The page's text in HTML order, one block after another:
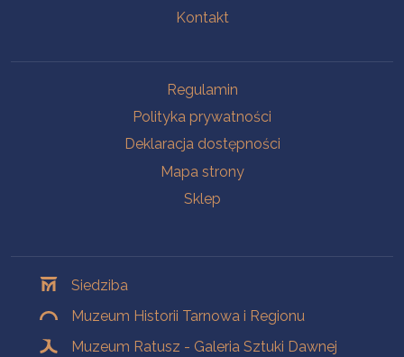
Kontakt
Regulamin
Polityka prywatności
Deklaracja dostępności
Mapa strony
Sklep
Siedziba
Muzeum Historii Tarnowa i Regionu
Muzeum Ratusz - Galeria Sztuki Dawnej